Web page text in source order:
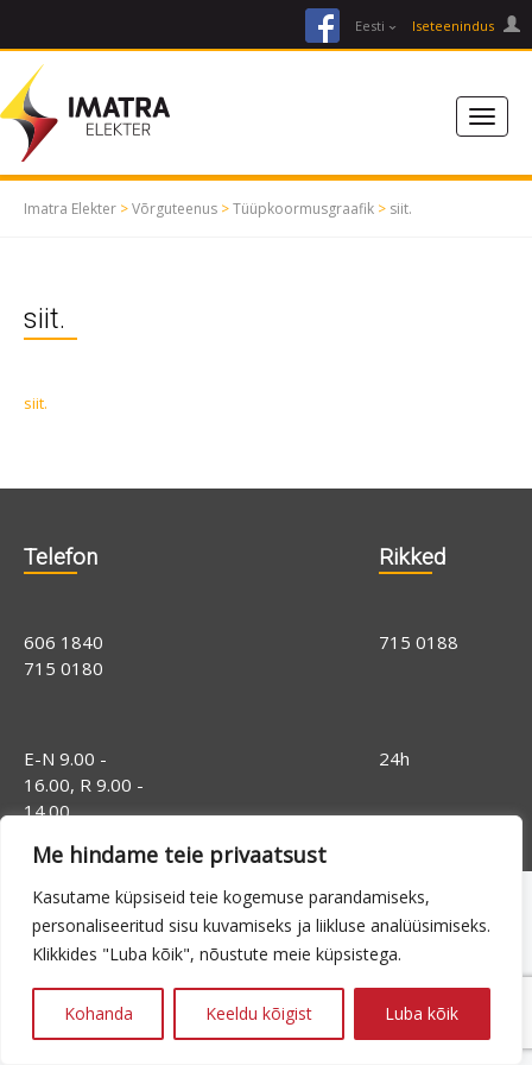
Me hindame teie privaatsust
Kasutame küpsiseid teie kogemuse parandamiseks,
personaliseeritud sisu kuvamiseks ja liikluse analüüsimiseks.
Klikkides "Luba kõik", nõustute meie küpsistega.
Kohanda Keeldu kõigist Luba kõik
facebookEesti Iseteenindus
Imatra Elekter >Võrguteenus >Tüüpkoormusgraafik > siit.
siit.
siit.
Telefon Rikked
606 1840
715 0180
715 0188
E-N 9.00 -
16.00, R 9.00 -
14.00
24h